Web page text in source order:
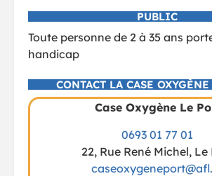
PUBLIC
Toute personne de 2 à 35 ans
handicap
CONTACT LA CASE
Case Oxygène Le
0693 01 77 01
22, Rue René Michel, Le